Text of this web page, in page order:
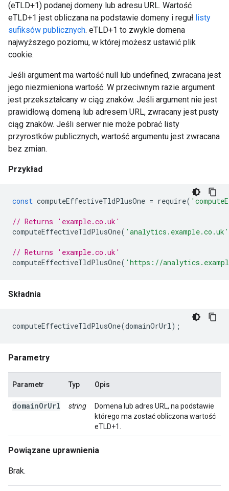
(eTLD+1) podanej domeny lub adresu URL. Wartość
eTLD+1 jest obliczana na podstawie domeny i reguł listy
sufiksów publicznych. eTLD+1 to zwykle domena
najwyższego poziomu, w której możesz ustawić plik
cookie.
Jeśli argument ma wartość null lub undefined, zwracana jest
jego niezmieniona wartość. W przeciwnym razie argument
jest przekształcany w ciąg znaków. Jeśli argument nie jest
prawidłową domeną lub adresem URL, zwracany jest pusty
ciąg znaków. Jeśli serwer nie może pobrać listy
przyrostków publicznych, wartość argumentu jest zwracana
bez zmian.
Przykład
const computeEffectiveTldPlusOne = require(
// Returns 'example.co.uk'
computeEffectiveTldPlusOne( 'analytics.example.co.uk'
// Returns 'example.co.uk'
computeEffectiveTldPlusOne( 'https://
Składnia
computeEffectiveTldPlusOne(domainOrUrl);
Parametry
Parametr Typ Opis
domainOrUrl string
Domena lub adres URL, na podstawie
którego ma zostać obliczona wartość
eTLD+1.
Powiązane uprawnienia
Brak.